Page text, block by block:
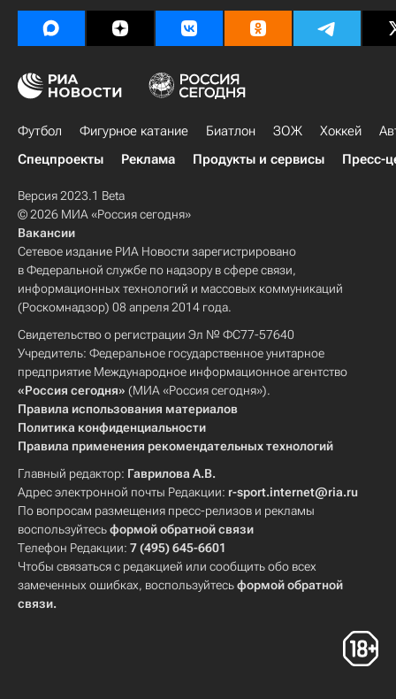
Футбол Фигурное катание Биатлон ЗОЖ Хоккей
Спецпроекты
Реклама Продукты и сервисы Пресс-
Версия 2023.1 Beta
© 2026 МИА «Россия сегодня»
Вакансии
Сетевое издание РИА Новости зарегистрировано
в Федеральной службе по надзору в сфере связи,
информационных технологий и массовых коммуникаций
(Роскомнадзор) 08 апреля 2014 года.
Свидетельство о регистрации Эл № ФС77-57640
Учредитель: Федеральное государственное унитарное
предприятие Международное информационное агентство
«Россия сегодня» (МИА «Россия сегодня»).
Правила использования материалов
Политика конфиденциальности
Правила применения рекомендательных технологий
Главный редактор: Гаврилова А.В.
Адрес электронной почты Редакции: r-sport.internet@ria.ru
По вопросам размещения пресс-релизов и рекламы
воспользуйтесьформой обратной связи
Телефон Редакции: 7 (495) 645-6601
Чтобы связаться с редакцией или сообщить обо всех
замеченных ошибках, воспользуйтесьформой обратной
связи.